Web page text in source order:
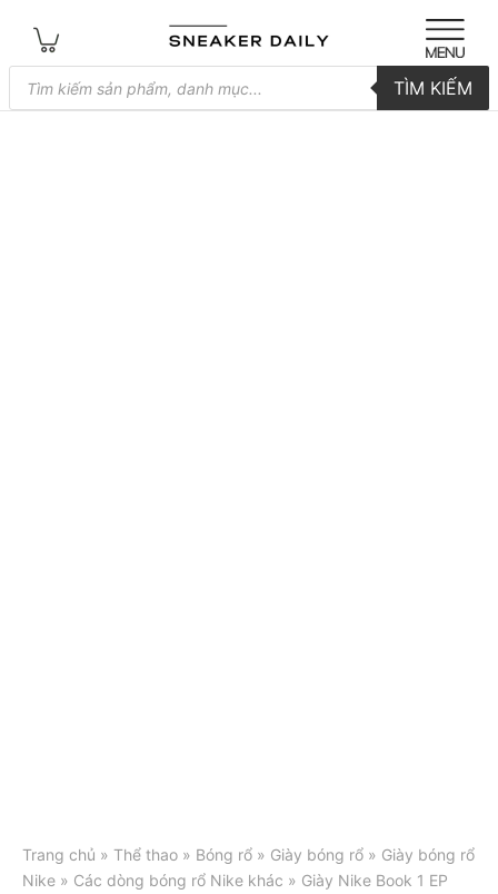
Tìm
kiếm
sản
TÌM KIẾM
Trang chủ » Thể thao » Bóng rổ » Giày bóng rổ » Giày bóng rổ
Nike » Các dòng bóng rổ Nike khác » Giày Nike Book 1 EP